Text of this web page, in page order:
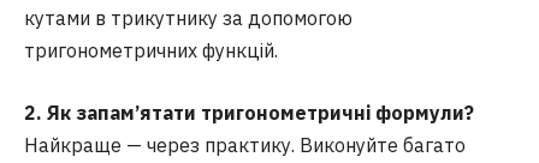
кутами в трикутнику за допомогою
тригонометричних функцій.
2. Як запам’ятати тригонометричні формули?
Найкраще — через практику. Виконуйте багато